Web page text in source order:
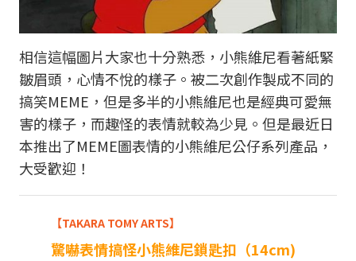
相信這幅圖片大家也十分熟悉，小熊維尼看著紙緊
皺眉頭，心情不悅的樣子。被二次創作製成不同的
搞笑MEME，但是多半的小熊維尼也是經典可愛無
害的樣子，而趣怪的表情就較為少見。但是最近日
本推出了MEME圖表情的小熊維尼公仔系列產品，
大受歡迎！
【TAKARA TOMY ARTS】
驚嚇表情搞怪小熊維尼鎖匙扣 （14cm)